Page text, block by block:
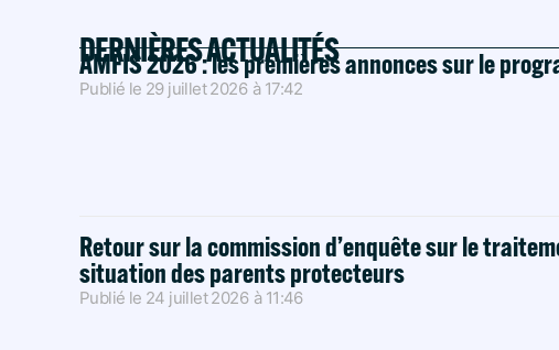
DERNIÈRES ACTUALITÉS
AMFIS 2026 : les premières annonces sur le
Publié le 29 juillet 2026 à 17:42
Retour sur la commission d’enquête sur le
situation des parents protecteurs
Publié le 24 juillet 2026 à 11:46